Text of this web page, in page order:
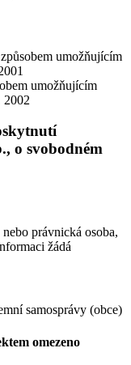
umožňujícím
umožňujícím
2002
o svobodném
právnická osoba,
žádá
samosprávy (obce)
omezeno